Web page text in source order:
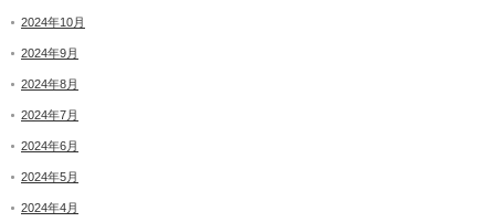
2024年10月
2024年9月
2024年8月
2024年7月
2024年6月
2024年5月
2024年4月